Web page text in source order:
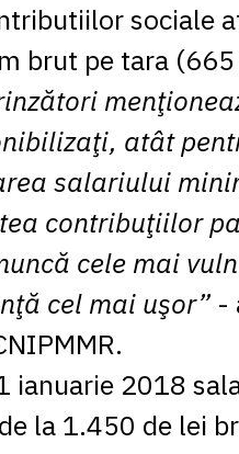
sociale
brut pe tara
atât
salariului
contribuţiilor
cele mai
cel mai uşor” -
ianuarie 2018
la 1.450 de lei